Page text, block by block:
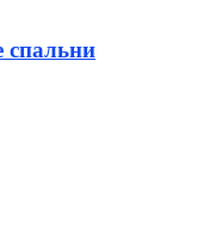
спальни